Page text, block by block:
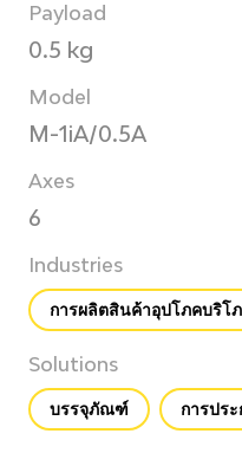
Payload
0.5 kg
Model
M-1iA/0.5A
Axes
6
Industries
การผลิตสินค้าอุปโภคบริโ
Solutions
บรรจุภัณฑ์ การปร